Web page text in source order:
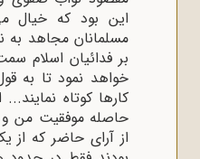
این بود که خیال
مسلمانان مجاهد به
بر فدائیان اسلام
خواهد نمود تا به
کارها کوتاه
حاصله موفقیت من
از آرای حاضر که از